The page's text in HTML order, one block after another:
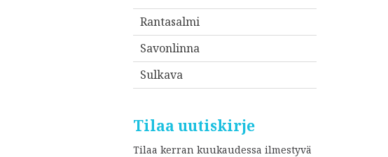
Rantasalmi
Savonlinna
Sulkava
Tilaa uutiskirje
Tilaa kerran kuukaudessa ilmestyvä